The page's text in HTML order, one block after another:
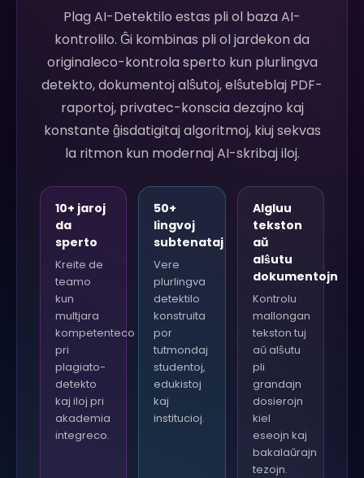
Plag AI-Detektilo estas pli ol baza AI-
kontrolilo. Ĝi kombinas pli ol jardekon da
originaleco-kontrola sperto kun plurlingva
detekto, dokumentoj alŝutoj, elŝuteblaj PDF-
raportoj, privatec-konscia dezajno kaj
konstante ĝisdatigitaj algoritmoj, kiuj sekvas
la ritmon kun modernaj AI-skribaj iloj.
10+ jaroj
da
sperto
Kreite de
teamo
kun
multjara
kompetenteco
pri
plagiato-
detekto
kaj iloj pri
akademia
integreco.
50+
lingvoj
subtenataj
Vere
plurlingva
detektilo
konstruita
por
tutmondaj
studentoj,
edukistoj
kaj
institucioj.
Algluu
tekston
aŭ
alŝutu
dokumentojn
Kontrolu
mallongan
tekston tuj
aŭ alŝutu
pli
grandajn
dosierojn
kiel
eseojn kaj
bakalaŭrajn
tezojn.